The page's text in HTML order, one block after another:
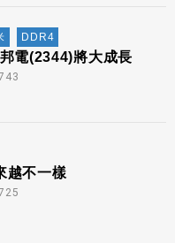
DDR4
電(2344)將大成長
越不一樣